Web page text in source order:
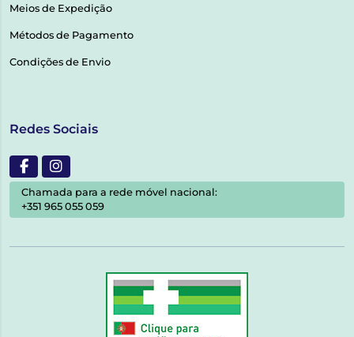
Meios de Expedição
Métodos de Pagamento
Condições de Envio
Redes Sociais
Chamada para a rede móvel nacional:
+351 965 055 059